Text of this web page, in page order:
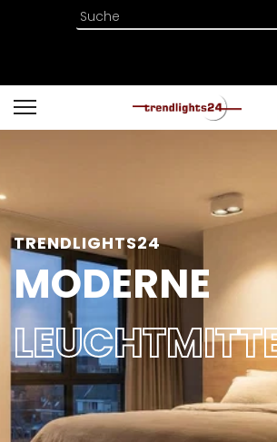
TRENDLIGHTS24
MODERNE